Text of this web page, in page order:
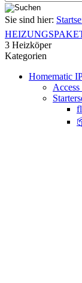
Sie sind hier:
3 Heizköper
Kategorien
Homematic